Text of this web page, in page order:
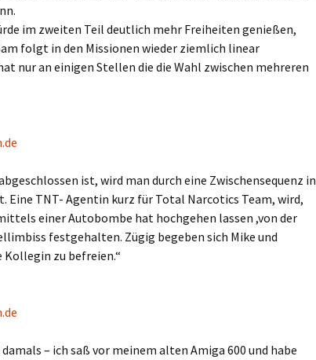
im zweiten Teil deutlich mehr Freiheiten genießen,
folgt in den Missionen wieder ziemlich linear
nur an einigen Stellen die die Wahl zwischen mehreren
ist, wird man durch eine Zwischensequenz in
Eine TNT- Agentin kurz für Total Narcotics Team, wird,
einer Autobombe hat hochgehen lassen ,von der
festgehalten. Zügig begeben sich Mike und
Kollegin zu befreien.“
– ich saß vor meinem alten Amiga 600 und habe